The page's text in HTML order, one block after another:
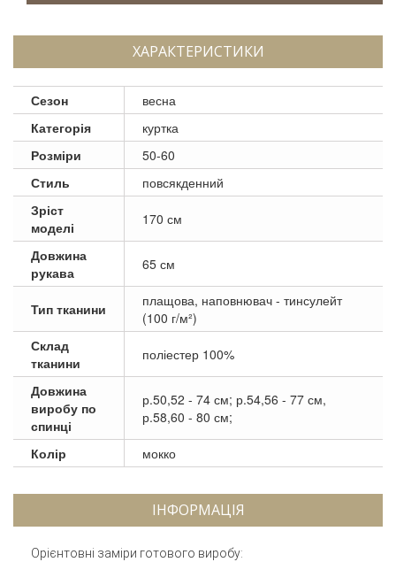
ХАРАКТЕРИСТИКИ
Сезон
весна
Категорія
куртка
Розміри
50-60
Стиль
повсякденний
Зріст
моделі
170 см
Довжина
рукава
65 см
Тип тканини
плащова, наповнювач - тинсулейт
(100 г/м²)
Склад
тканини
поліестер 100%
Довжина
виробу по
спинці
р.50,52 - 74 см; р.54,56 - 77 см,
р.58,60 - 80 см;
Колір мокко
ІНФОРМАЦІЯ
Орієнтовні заміри готового виробу: